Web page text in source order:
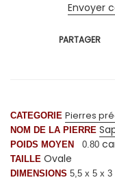
Envoyer
PARTAGER
CATEGORIE Pierres
NOM DE LA PIERRE
POIDS MOYEN 0.80
TAILLE Ovale
DIMENSIONS 5,5 x 5 x 3